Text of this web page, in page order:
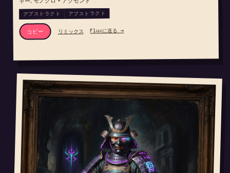
アブストラクト アブストラクト
コピー リミックス Fluxに送る →